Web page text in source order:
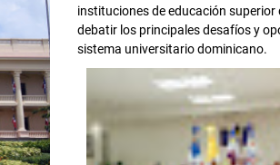
instituciones de educación superior
debatir los principales desafíos y
sistema universitario dominicano.